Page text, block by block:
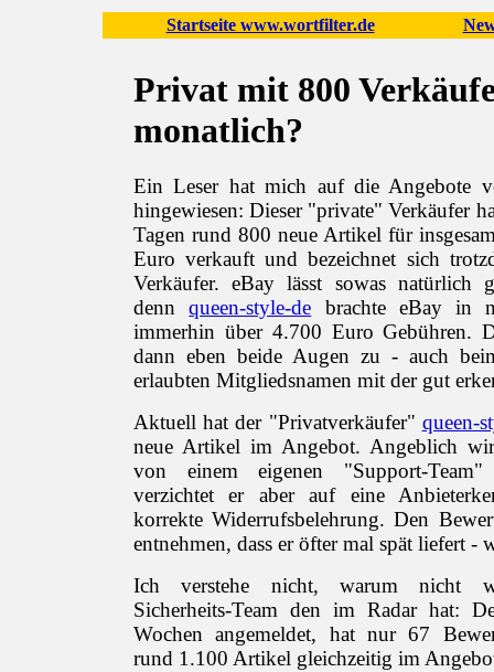
Startseite www.wortfilter.de
Privat mit 800
monatlich?
Ein Leser hat mich auf die Angebote
hingewiesen: Dieser "private" Verkäufer
Tagen rund 800 neue Artikel für
Euro verkauft und bezeichnet sich
Verkäufer. eBay lässt sowas natürlich
dennqueen-style-de brachte eBay in
immerhin über 4.700 Euro Gebühren.
dann eben beide Augen zu - auch
erlaubten Mitgliedsnamen mit der gut
Aktuell hat der "Privatverkäufer" queen-
neue Artikel im Angebot. Angeblich
von einem eigenen "Support-
verzichtet er aber auf eine
korrekte Widerrufsbelehrung. Den
entnehmen, dass er öfter mal spät liefert -
Ich verstehe nicht, warum nicht
Sicherheits-Team den im Radar hat:
Wochen angemeldet, hat nur 67
rund 1.100 Artikel gleichzeitig im